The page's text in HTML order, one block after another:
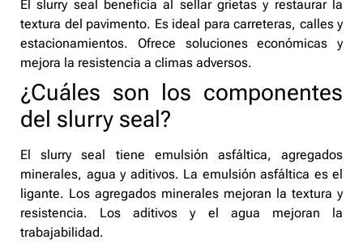
El slurry seal beneficia al sellar grietas y restaurar la
textura del pavimento. Es ideal para carreteras, calles y
estacionamientos. Ofrece soluciones económicas y
mejora la resistencia a climas adversos.
¿Cuáles son los componentes
del slurry seal?
El slurry seal tiene emulsión asfáltica, agregados
minerales, agua y aditivos. La emulsión asfáltica es el
ligante. Los agregados minerales mejoran la textura y
resistencia. Los aditivos y el agua mejoran la
trabajabilidad.